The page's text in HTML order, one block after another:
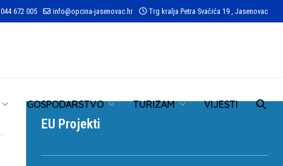
044 672 005 info@opcina-jasenovac.hr Trg kralja Petra Svačića 19 , Jasenovac
GOSPODARSTVO TURIZAM VIJESTI
EU Projekti